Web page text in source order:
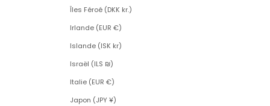
Îles Féroé (DKK kr.)
Irlande (EUR €)
Islande (ISK kr)
Israël (ILS ₪)
Italie (EUR €)
Japon (JPY ¥)